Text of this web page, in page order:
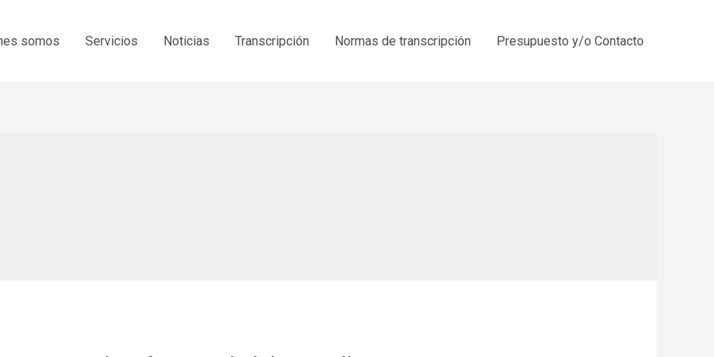
somos Servicios Noticias Transcripción Normas de transcripción Presupuesto y/o Contacto